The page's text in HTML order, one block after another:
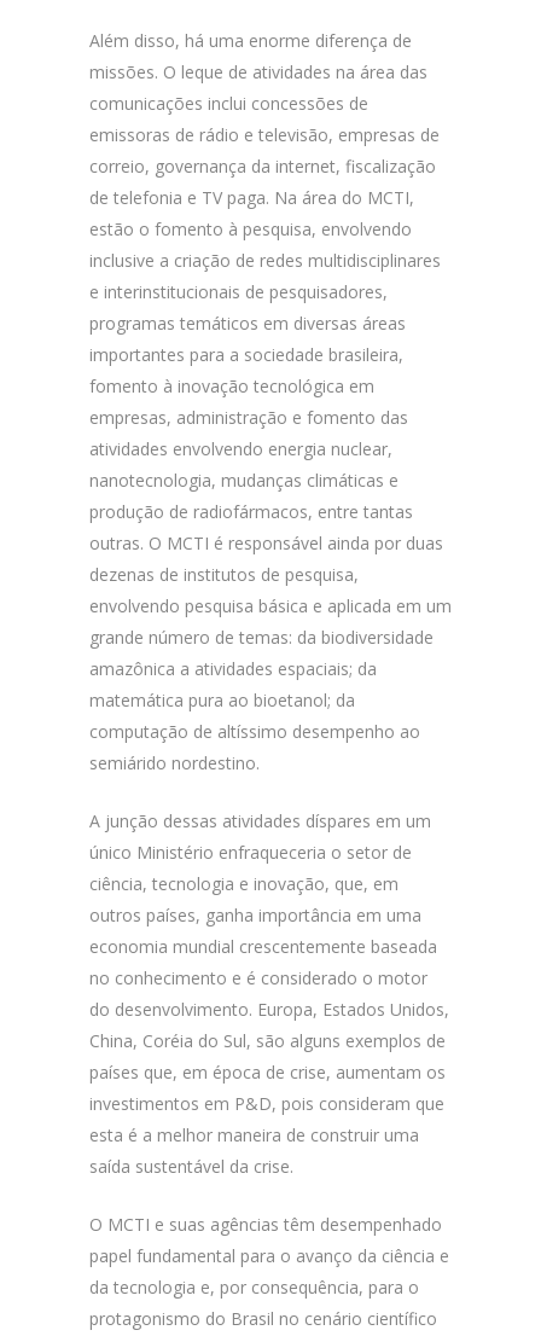
Além disso, há uma enorme diferença de
missões. O leque de atividades na área das
comunicações inclui concessões de
emissoras de rádio e televisão, empresas de
correio, governança da internet, fiscalização
de telefonia e TV paga. Na área do MCTI,
estão o fomento à pesquisa, envolvendo
inclusive a criação de redes multidisciplinares
e interinstitucionais de pesquisadores,
programas temáticos em diversas áreas
importantes para a sociedade brasileira,
fomento à inovação tecnológica em
empresas, administração e fomento das
atividades envolvendo energia nuclear,
nanotecnologia, mudanças climáticas e
produção de radiofármacos, entre tantas
outras. O MCTI é responsável ainda por duas
dezenas de institutos de pesquisa,
envolvendo pesquisa básica e aplicada em um
grande número de temas: da biodiversidade
amazônica a atividades espaciais; da
matemática pura ao bioetanol; da
computação de altíssimo desempenho ao
semiárido nordestino.
A junção dessas atividades díspares em um
único Ministério enfraqueceria o setor de
ciência, tecnologia e inovação, que, em
outros países, ganha importância em uma
economia mundial crescentemente baseada
no conhecimento e é considerado o motor
do desenvolvimento. Europa, Estados Unidos,
China, Coréia do Sul, são alguns exemplos de
países que, em época de crise, aumentam os
investimentos em P&D, pois consideram que
esta é a melhor maneira de construir uma
saída sustentável da crise.
O MCTI e suas agências têm desempenhado
papel fundamental para o avanço da ciência e
da tecnologia e, por consequência, para o
protagonismo do Brasil no cenário científico